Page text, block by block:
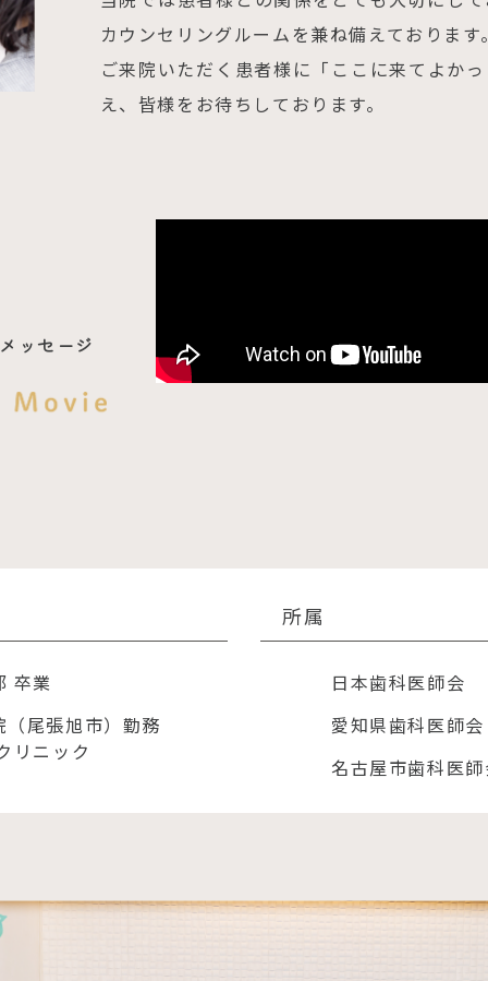
カウンセリングルームを兼ね備えております
ご来院いただく患者様に「ここに来てよか
え、皆様をお待ちしております。
ッセージ
卒業
尾張旭市）勤務
リニック
所属
日本歯科医師会
愛知県歯科医師会
名古屋市歯科医